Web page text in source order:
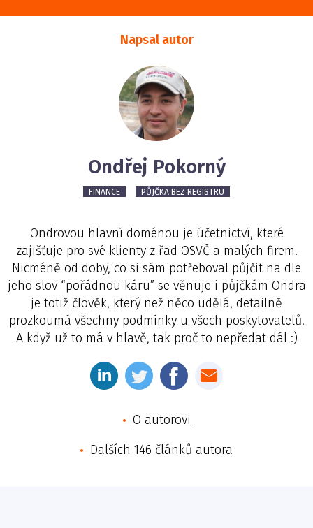
Napsal autor
Ondřej Pokorný
FINANCE PŮJČKA BEZ REGISTRU
Ondrovou hlavní doménou je účetnictví, které
zajišťuje pro své klienty z řad OSVČ a malých firem.
Nicméně od doby, co si sám potřeboval půjčit na dle
jeho slov “pořádnou káru” se věnuje i půjčkám Ondra
je totiž člověk, který než něco udělá, detailně
prozkoumá všechny podmínky u všech poskytovatelů.
A když už to má v hlavě, tak proč to nepředat dál :)
O autorovi
Dalších 146 článků autora